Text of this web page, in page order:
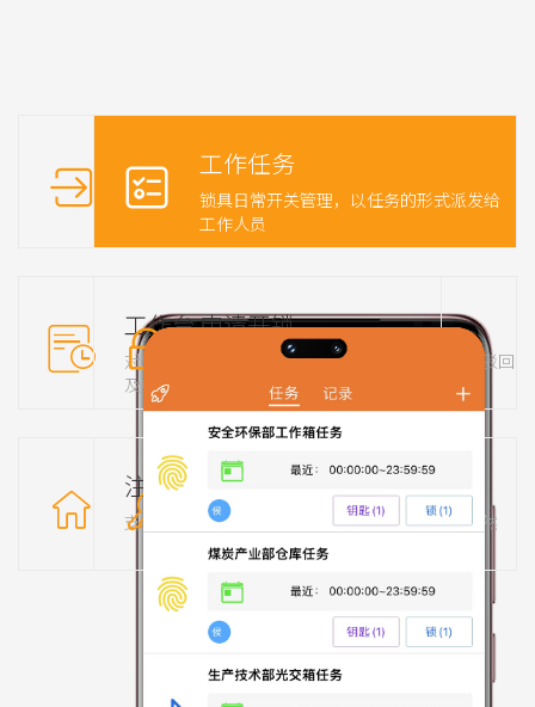
登录页
两种登录方式，账号密码和人脸识别
工作台
对钥匙和锁具的基础管理，挂失、黑名单
及归还功能
注册锁
支持多把锁同时注册，并对锁具进行管理
工作任务
锁具日常开关管理，以任务的形式派发给
工作人员
申请开锁
通过APP远程申请开锁，上一级审批或驳回
记录查询
通过APP查询记录，开关锁时间一目了然